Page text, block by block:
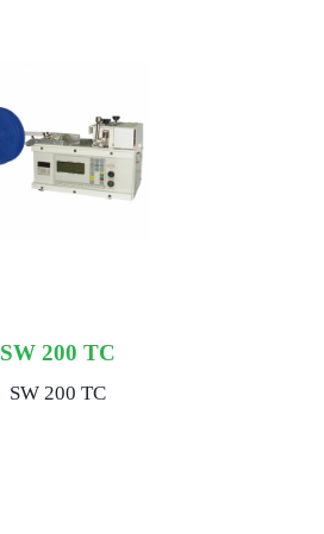
SW 200 TC
SW 200 TC